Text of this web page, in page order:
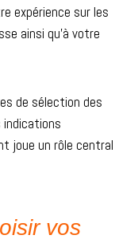
expérience sur les
ainsi qu’à votre
de sélection des
joue un rôle central
vos